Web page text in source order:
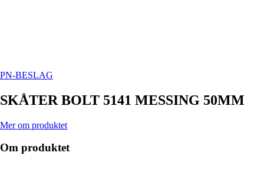
PN-BESLAG
SKÅTER BOLT 5141 MESSING 50MM
Mer om produktet
Om produktet